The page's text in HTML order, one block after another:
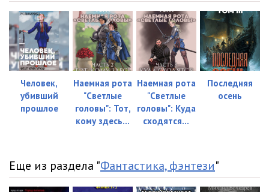
Человек,
убивший
прошлое
Наемная рота
"Светлые
головы": Тот,
кому здесь...
Наемная рота
"Светлые
головы": Куда
сходятся...
Последняя
осень
Еще из раздела "Фантастика, фэнтези"